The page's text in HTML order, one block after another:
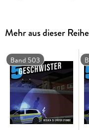
Die neuen Folgen der
Geschichten, Rätsel
die den Charakter
Mehr aus dieser Reihe
Band 503